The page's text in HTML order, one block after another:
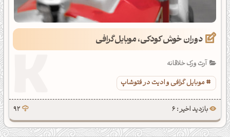
دوران خوش کودکی، موبایل‌گرافی
آرت ورک خلاقانه
موبایل گرافی و ادیت در فتوشاپ
بازدید اخیر : 6 92